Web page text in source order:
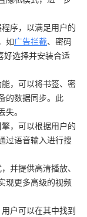
序，以满足用户的
如广告拦截、密码
好选择并安装合适
，可以将书签、密
的数据同步。此
。
，可以根据用户的
过语音输入进行搜
并提供高清播放、
现更多高级的视频
户可以在其中找到